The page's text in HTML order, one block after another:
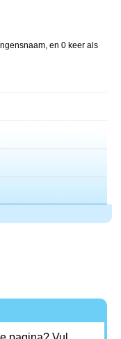
en 0 keer als